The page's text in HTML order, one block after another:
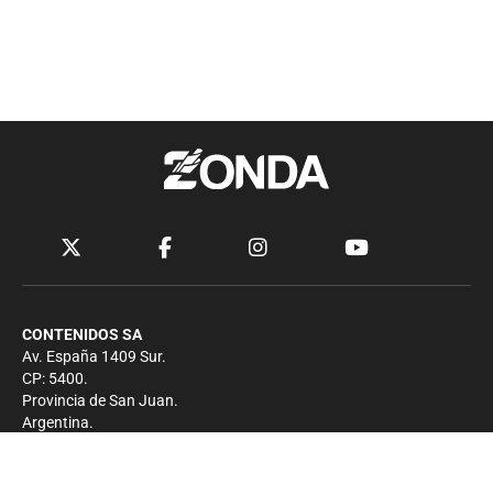
CONTENIDOS SA
Av. España 1409 Sur.
CP: 5400.
Provincia de San Juan.
Argentina.